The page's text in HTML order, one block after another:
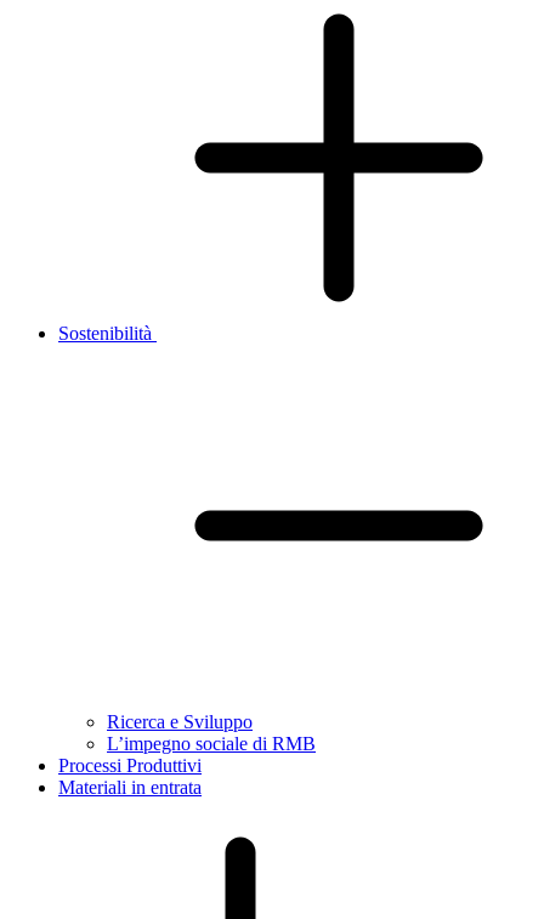
Sostenibilità
Ricerca e Sviluppo
L’impegno sociale di RMB
Processi Produttivi
Materiali in entrata